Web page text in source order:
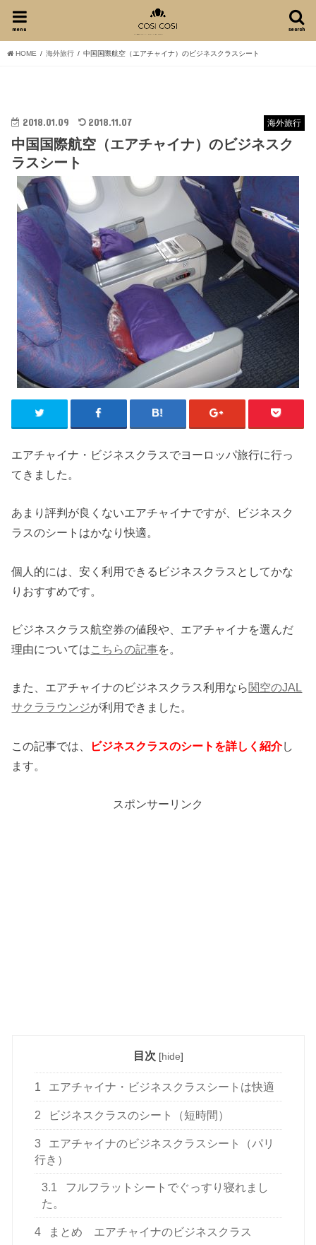
search
menu
HOME 海外旅行 中国国際航空（エアチャイナ）のビジネスクラスシート
海外旅行
2018.01.09 2018.11.07
中国国際航空（エアチャイナ）のビジネスク
ラスシート
エアチャイナ・ビジネスクラスでヨーロッパ旅行に行っ
てきました。
あまり評判が良くないエアチャイナですが、ビジネスク
ラスのシートはかなり快適。
個人的には、安く利用できるビジネスクラスとしてかな
りおすすめです。
ビジネスクラス航空券の値段や、エアチャイナを選んだ
理由についてはこちらの記事を。
また、エアチャイナのビジネスクラス利用なら関空のJAL
サクララウンジが利用できました。
この記事では、 ビジネスクラスのシートを詳しく紹介し
ます。
スポンサーリンク
目次 [hide]
1 エアチャイナ・ビジネスクラスシートは快適
2 ビジネスクラスのシート（短時間）
3
エアチャイナのビジネスクラスシート（パリ
行き）
3.1
フルフラットシートでぐっすり寝れまし
た。
4 まとめ エアチャイナのビジネスクラス